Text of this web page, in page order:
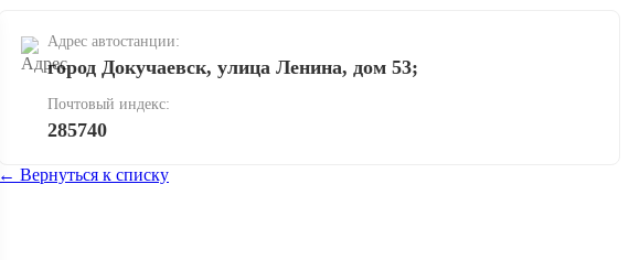
Адрес автостанции:
город Докучаевск, улица Ленина, дом 53;
Почтовый индекс:
285740
← Вернуться к списку